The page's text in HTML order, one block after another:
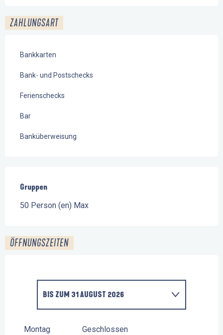
ZAHLUNGSART
Bankkarten
Bank- und Postschecks
Ferienschecks
Bar
Banküberweisung
Gruppen
Gruppen
50 Person (en) Max
ÖFFNUNGSZEITEN
BIS ZUM 31 AUGUST 2026
Montag Geschlossen